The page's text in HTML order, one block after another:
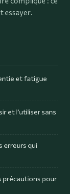
essayer.
et fatigue
et l’utiliser sans
erreurs qui
précautions pour